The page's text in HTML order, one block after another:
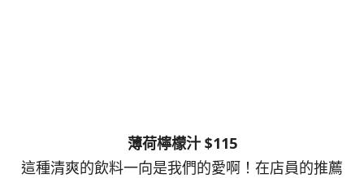
薄荷檸檬汁 $115
這種清爽的飲料一向是我們的愛啊！在店員的推薦